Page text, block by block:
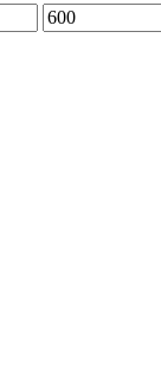
Precio
máximo